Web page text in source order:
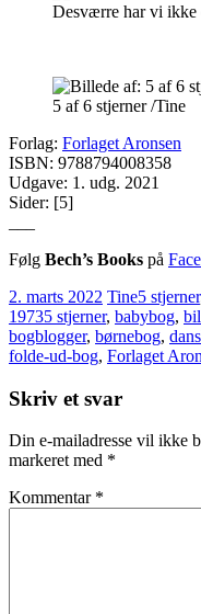
Desværre har vi ikke
5 af 6 stjerner /Tine
Forlag: Forlaget Aronsen
ISBN: 9788794008358
Udgave: 1. udg. 2021
Sider: [5]
Følg Bech’s Books på
2. marts 2022 Tine5 stjerner
19735 stjerner, babybog,
bogblogger, børnebog,
folde-ud-bog, Forlaget
Skriv et svar
Din e-mailadresse vil ikke
markeret med *
Kommentar *